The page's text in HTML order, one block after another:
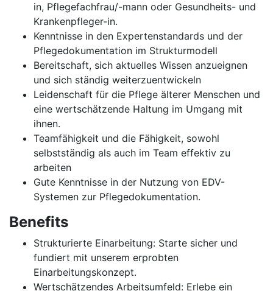
in, Pflegefachfrau/-mann oder Gesundheits- und
Krankenpfleger-in.
Kenntnisse in den Expertenstandards und der
Pflegedokumentation im Strukturmodell
Bereitschaft, sich aktuelles Wissen anzueignen
und sich ständig weiterzuentwickeln
Leidenschaft für die Pflege älterer Menschen und
eine wertschätzende Haltung im Umgang mit
ihnen.
Teamfähigkeit und die Fähigkeit, sowohl
selbstständig als auch im Team effektiv zu
arbeiten
Gute Kenntnisse in der Nutzung von EDV-
Systemen zur Pflegedokumentation.
Benefits
Strukturierte Einarbeitung: Starte sicher und
fundiert mit unserem erprobten
Einarbeitungskonzept.
Wertschätzendes Arbeitsumfeld: Erlebe ein